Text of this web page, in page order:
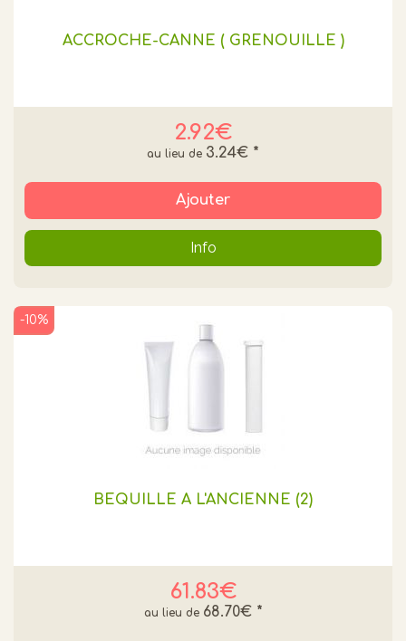
ACCROCHE-CANNE ( GRENOUILLE )
2.92€
3.24€ *
Ajouter
Info
BEQUILLE A L'ANCIENNE (2)
61.83€
-10%
68.70€ *